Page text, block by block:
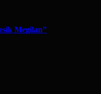
Megilan”